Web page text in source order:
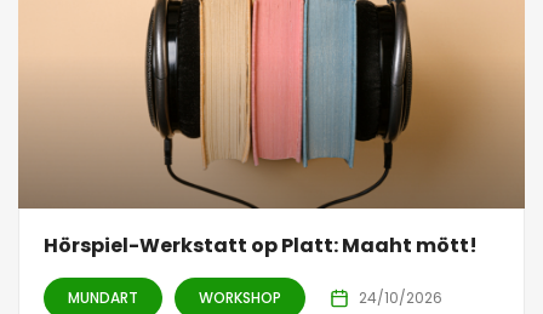
Hörspiel-Werkstatt op Platt: Maaht mött!
MUNDART WORKSHOP 24/10/2026